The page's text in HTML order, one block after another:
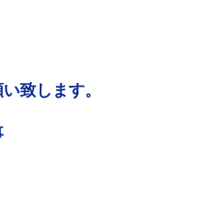
致します。